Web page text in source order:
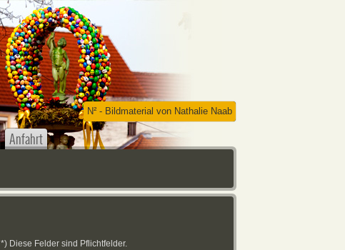
N² - Bildmaterial von Nathalie Naab
Anfahrt
*) Diese Felder sind Pflichtfelder.